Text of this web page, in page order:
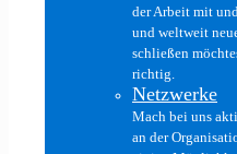
der Arbeit mit
und weltweit
schließen
richtig.
Netzwerke
Mach bei uns
an der